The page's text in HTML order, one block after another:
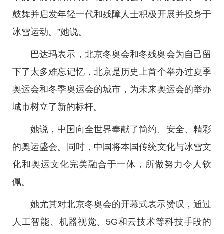
鼓舞并启发年轻一代和残障人士积极开展并投身于
冰雪运动。”她说。
巴达玛表示，北京冬奥会和冬残奥会为自己留
下了太多难忘记忆，北京是历史上首个举办过夏季
奥运会和冬季奥运会的城市，为未来奥运会的举办
城市树立了新的标杆。
她说，中国向全世界奉献了简约、安全、精彩
的奥运盛会。同时，中国将本国传统文化与冰雪文
化和奥运文化完美融合于一体，所做努力令人钦
佩。
她尤其对北京冬奥会的开幕式表示赞叹，通过
人工智能、机器视觉、5G和云技术等科技手段的